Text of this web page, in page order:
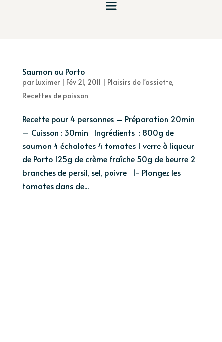
Saumon au Porto
par Luximer| Fév 21, 2011 | Plaisirs de l'assiette,
Recettes de poisson
Recette pour 4 personnes – Préparation 20min
– Cuisson : 30min Ingrédients : 800g de
saumon 4 échalotes 4 tomates 1 verre à liqueur
de Porto 125g de crème fraîche 50g de beurre 2
branches de persil, sel, poivre 1- Plongez les
tomates dans de...